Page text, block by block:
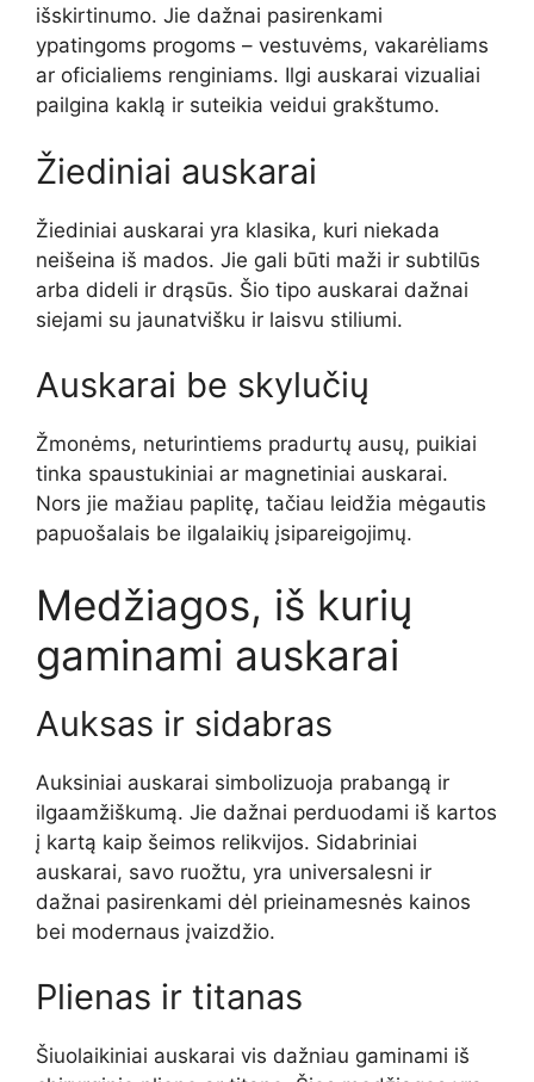
išskirtinumo. Jie dažnai pasirenkami
ypatingoms progoms – vestuvėms, vakarėliams
ar oficialiems renginiams. Ilgi auskarai vizualiai
pailgina kaklą ir suteikia veidui grakštumo.
Žiediniai auskarai
Žiediniai auskarai yra klasika, kuri niekada
neišeina iš mados. Jie gali būti maži ir subtilūs
arba dideli ir drąsūs. Šio tipo auskarai dažnai
siejami su jaunatvišku ir laisvu stiliumi.
Auskarai be skylučių
Žmonėms, neturintiems pradurtų ausų, puikiai
tinka spaustukiniai ar magnetiniai auskarai.
Nors jie mažiau paplitę, tačiau leidžia mėgautis
papuošalais be ilgalaikių įsipareigojimų.
Medžiagos, iš kurių
gaminami auskarai
Auksas ir sidabras
Auksiniai auskarai simbolizuoja prabangą ir
ilgaamžiškumą. Jie dažnai perduodami iš kartos
į kartą kaip šeimos relikvijos. Sidabriniai
auskarai, savo ruožtu, yra universalesni ir
dažnai pasirenkami dėl prieinamesnės kainos
bei modernaus įvaizdžio.
Plienas ir titanas
Šiuolaikiniai auskarai vis dažniau gaminami iš